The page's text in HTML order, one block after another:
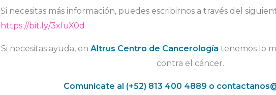
Si necesitas más información, puedes escribirnos a través del
https://bit.ly/3xIuX0d
Si necesitas ayuda, en Altrus Centro de Cancerología tenemos lo
contra el cáncer.
Comunícate al (+52) 813 400 4889 o